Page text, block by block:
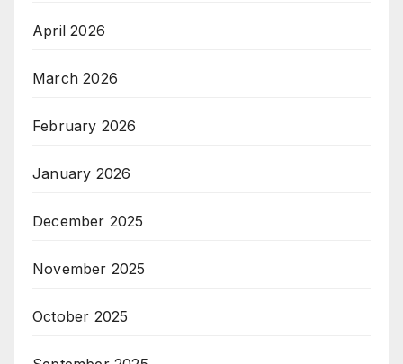
April 2026
March 2026
February 2026
January 2026
December 2025
November 2025
October 2025